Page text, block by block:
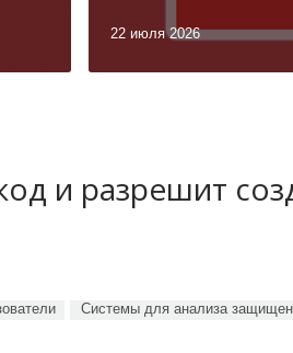
22 июля 2026
и разрешит
Системы для анализа